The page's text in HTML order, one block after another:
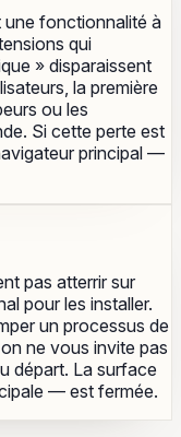
une fonctionnalité à
qui
» disparaissent
la première
ou les
Si cette perte est
principal —
pas atterrir sur
pour les installer.
un processus de
ne vous invite pas
départ. La surface
— est fermée.